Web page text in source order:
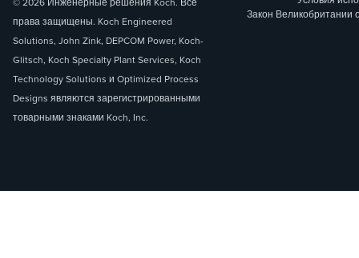
права защищены. Koch Engineered
Solutions, John Zink, DEPCOM Power, Koch-
Glitsch, Koch Specialty Plant Services, Koch
Technology Solutions и Optimized Process
Designs являются зарегистрированными
товарными знаками Koch, Inc.
Закон Великобритании